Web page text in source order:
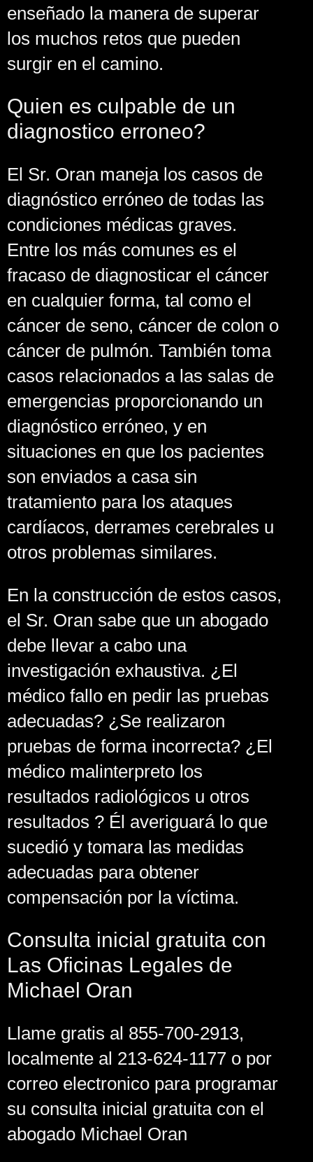
enseñado la manera de superar
los muchos retos que pueden
surgir en el camino.
Quien es culpable de un
diagnostico erroneo?
El Sr. Oran maneja los casos de
diagnóstico erróneo de todas las
condiciones médicas graves.
Entre los más comunes es el
fracaso de diagnosticar el cáncer
en cualquier forma, tal como el
cáncer de seno, cáncer de colon o
cáncer de pulmón. También toma
casos relacionados a las salas de
emergencias proporcionando un
diagnóstico erróneo, y en
situaciones en que los pacientes
son enviados a casa sin
tratamiento para los ataques
cardíacos, derrames cerebrales u
otros problemas similares.
En la construcción de estos casos,
el Sr. Oran sabe que un abogado
debe llevar a cabo una
investigación exhaustiva. ¿El
médico fallo en pedir las pruebas
adecuadas? ¿Se realizaron
pruebas de forma incorrecta? ¿El
médico malinterpreto los
resultados radiológicos u otros
resultados ? Él averiguará lo que
sucedió y tomara las medidas
adecuadas para obtener
compensación por la víctima.
Consulta inicial gratuita con
Las Oficinas Legales de
Michael Oran
Llame gratis al 855-700-2913,
localmente al 213-624-1177 o por
correo electronico para programar
su consulta inicial gratuita con el
abogado Michael Oran